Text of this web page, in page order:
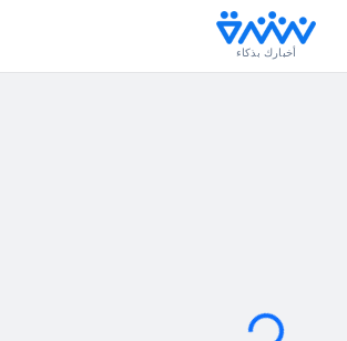
أخبارك بذكاء